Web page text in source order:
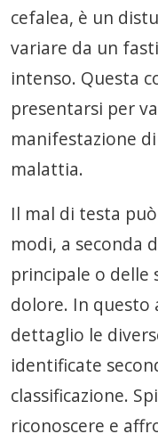
cefalea, è un
variare da un
intenso. Questa
presentarsi per
manifestazione
malattia.
Il mal di testa
modi, a seconda
principale o delle
dolore. In questo
dettaglio le
identificate
classificazione.
riconoscere e